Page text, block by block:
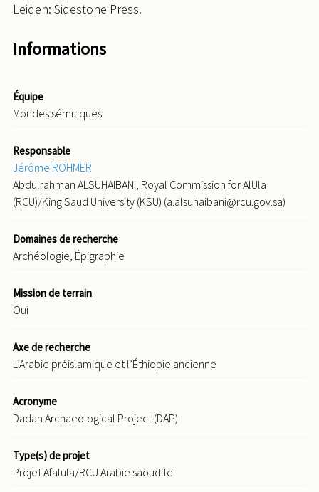
Leiden: Sidestone Press.
Informations
Équipe
Mondes sémitiques
Responsable
Jérôme ROHMER
Abdulrahman ALSUHAIBANI, Royal Commission for AlUla
(RCU)/King Saud University (KSU) (a.alsuhaibani@rcu.gov.sa)
Domaines de recherche
Archéologie, Épigraphie
Mission de terrain
Oui
Axe de recherche
L’Arabie préislamique et l’Éthiopie ancienne
Acronyme
Dadan Archaeological Project (DAP)
Type(s) de projet
Projet Afalula/RCU Arabie saoudite